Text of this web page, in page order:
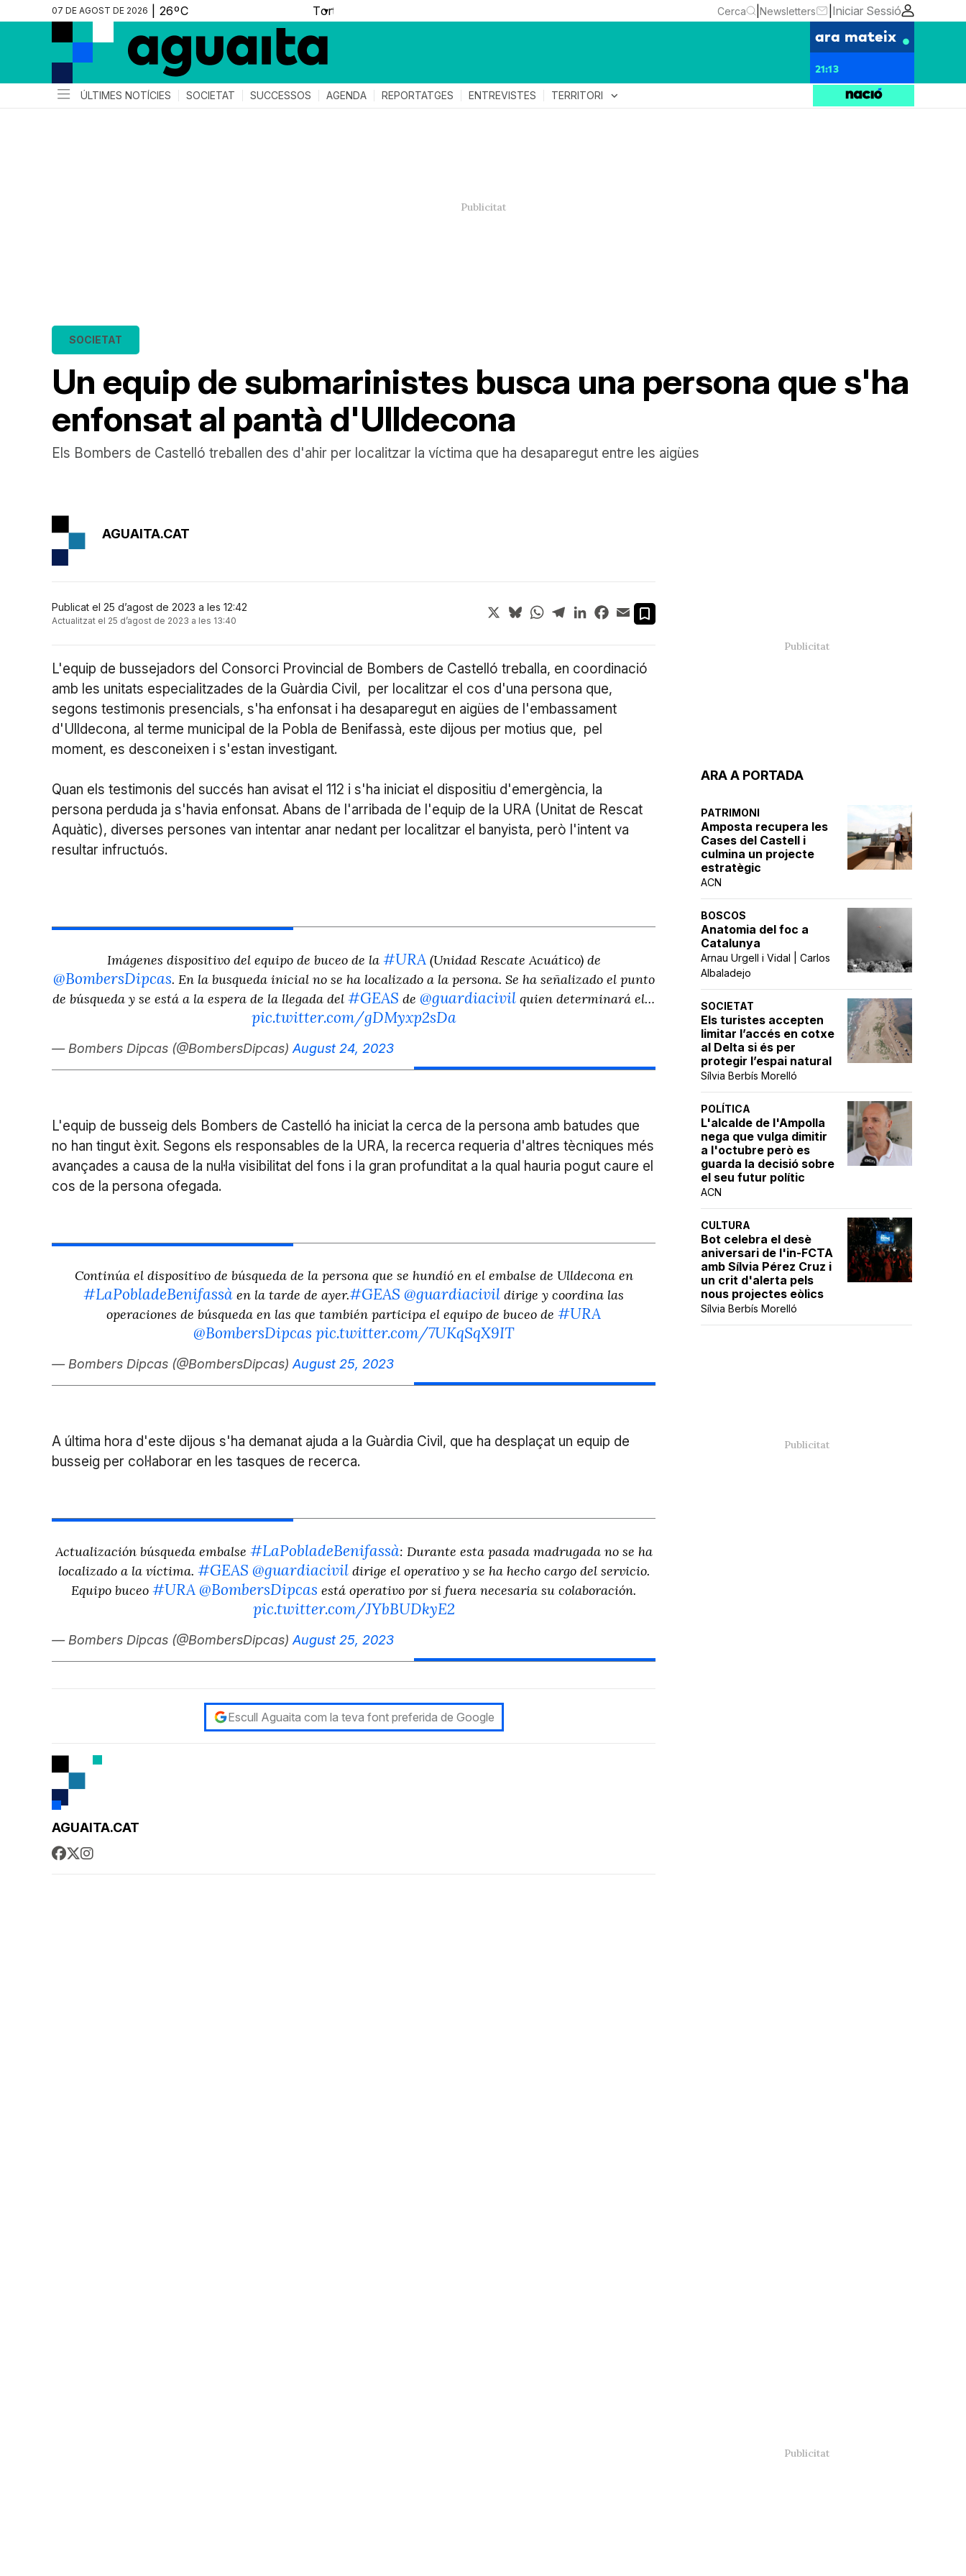
07 DE AGOST DE 2026 ▼ Cerca Newsletters Iniciar Sessió
ara mateix
21:13
ÚLTIMES NOTÍCIES SOCIETAT SUCCESSOS AGENDA REPORTATGES ENTREVISTES TERRITORI expand_more
Un equip de submarinistes busca una persona que s'ha
enfonsat al pantà d'Ulldecona
SOCIETAT
Els Bombers de Castelló treballen des d'ahir per localitzar la víctima que ha desaparegut entre les aigües
ARA A PORTADA
PATRIMONI
Amposta recupera les
Cases del Castell i
culmina un projecte
estratègic
ACN
BOSCOS
Anatomia del foc a
Catalunya
Arnau Urgell i Vidal | Carlos
Albaladejo
SOCIETAT
Els turistes accepten
limitar l’accés en cotxe
al Delta si és per
protegir l’espai natural
Sílvia Berbís Morelló
POLÍTICA
L'alcalde de l'Ampolla
nega que vulga dimitir
a l'octubre però es
guarda la decisió sobre
el seu futur polític
ACN
CULTURA
Bot celebra el desè
aniversari de l'in-FCTA
amb Sílvia Pérez Cruz i
un crit d'alerta pels
nous projectes eòlics
Sílvia Berbís Morelló
AGUAITA.CAT
Publicat el 25 d’agost de 2023 a les 12:42
Actualitzat el 25 d’agost de 2023 a les 13:40
X BlueskyWhatsApp
TelegramLinkedInFacebook
Email
L'equip de bussejadors del Consorci Provincial de Bombers de Castelló treballa, en coordinació
amb les unitats especialitzades de la Guàrdia Civil, per localitzar el cos d'una persona que,
segons testimonis presencials, s'ha enfonsat i ha desaparegut en aigües de l'embassament
d'Ulldecona, al terme municipal de la Pobla de Benifassà, este dijous per motius que, pel
moment, es desconeixen i s'estan investigant.
Quan els testimonis del succés han avisat el 112 i s'ha iniciat el dispositiu d'emergència, la
persona perduda ja s'havia enfonsat. Abans de l'arribada de l'equip de la URA (Unitat de Rescat
Aquàtic), diverses persones van intentar anar nedant per localitzar el banyista, però l'intent va
resultar infructuós.
Imágenes dispositivo del equipo de buceo de la #URA(Unidad Rescate Acuático) de
@BombersDipcas. En la busqueda inicial no se ha localizado a la persona. Se ha señalizado el punto
de búsqueda y se está a la espera de la llegada del #GEAS de @guardiacivil quien determinará el…
pic.twitter.com/gDMyxp2sDa
— Bombers Dipcas (@BombersDipcas) August 24, 2023
L'equip de busseig dels Bombers de Castelló ha iniciat la cerca de la persona amb batudes que
no han tingut èxit. Segons els responsables de la URA, la recerca requeria d'altres tècniques més
avançades a causa de la nul·la visibilitat del fons i la gran profunditat a la qual hauria pogut caure el
cos de la persona ofegada.
Continúa el dispositivo de búsqueda de la persona que se hundió en el embalse de Ulldecona en
#LaPobladeBenifassà en la tarde de ayer.#GEAS @guardiacivil dirige y coordina las
operaciones de búsqueda en las que también participa el equipo de buceo de #URA
@BombersDipcas pic.twitter.com/7UKqSqX9IT
— Bombers Dipcas (@BombersDipcas)August 25, 2023
A última hora d'este dijous s'ha demanat ajuda a la Guàrdia Civil, que ha desplaçat un equip de
busseig per col·laborar en les tasques de recerca.
Actualización búsqueda embalse #LaPobladeBenifassà: Durante esta pasada madrugada no se ha
localizado a la víctima. #GEAS @guardiacivildirige el operativo y se ha hecho cargo del servicio.
Equipo buceo #URA @BombersDipcas está operativo por si fuera necesaria su colaboración.
pic.twitter.com/JYbBUDkyE2
— Bombers Dipcas (@BombersDipcas)August 25, 2023
Escull Aguaita com la teva font preferida de Google
AGUAITA.CAT